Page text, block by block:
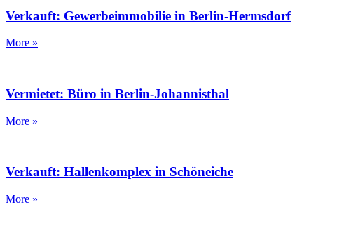
Verkauft: Gewerbeimmobilie in Berlin-Hermsdorf
More »
Vermietet: Büro in Berlin-Johannisthal
More »
Verkauft: Hallenkomplex in Schöneiche
More »